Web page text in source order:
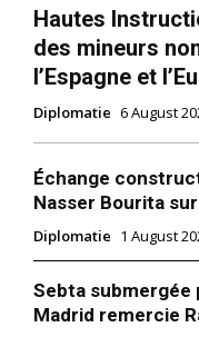
Hautes
des mineurs
l’Espagne et
Diplomatie 6 August
Échange
Nasser Bourita
Diplomatie 1 August
Sebta submergée
Madrid remercie